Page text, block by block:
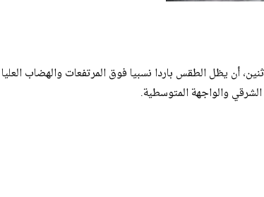
أن يظل الطقس باردا نسبيا فوق المرتفعات والهضاب
والواجهة المتوسطية.